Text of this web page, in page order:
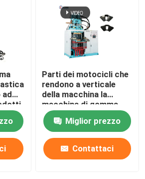
ad
Parti dei motocicli che
rendono a verticale
della macchina la
macchina di gomma
dello stampaggio ad
iniezione per
l'ammortizzatore di
gomma
Miglior prezzo
Contattaci